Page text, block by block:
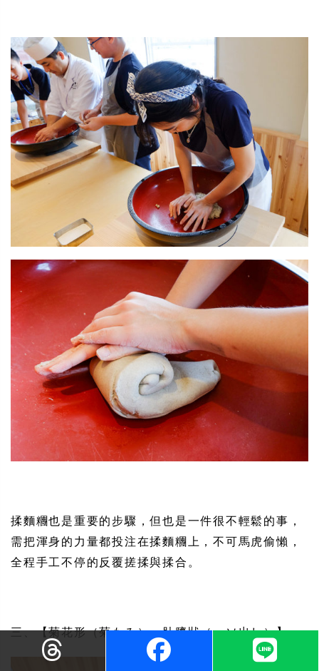
揉麵糰也是重要的步驟，但也是一件很不輕鬆的事，
需把渾身的力量都投注在揉麵糰上，不可馬虎偷懶，
全程手工不停的反覆搓揉與揉合。
三、【菊花形（菊もみ）、肚臍狀（へソ出し）】